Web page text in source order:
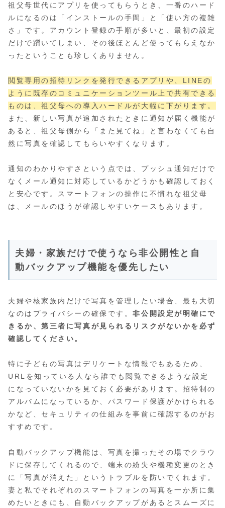
祖父母世代にアプリを使ってもらうとき、一番のハード
ルになるのは「インストールの手間」と「使い方の複雑
さ」です。アカウント登録の手順が多いと、最初の設定
だけで躓いてしまい、その後ほとんど使ってもらえなか
ったということも珍しくありません。
閲覧専用の招待リンクを発行できるアプリや、LINEの
ように既存のコミュニケーションツール上で共有できる
ものは、祖父母への導入ハードルが大幅に下がります。
また、新しい写真が追加されたときに通知が届く機能が
あると、祖父母側から「また見てね」と言わなくても自
然に写真を確認してもらいやすくなります。
通知のわかりやすさという点では、プッシュ通知だけで
なくメール通知に対応しているかどうかも確認しておく
と安心です。スマートフォンの操作に不慣れな祖父母
は、メールのほうが確認しやすいケースもあります。
夫婦・家族だけで使うなら非公開性と自
動バックアップ機能を優先したい
夫婦や核家族内だけで写真を管理したい場合、最も大切
なのはプライバシーの確保です。非公開設定が明確にで
きるか、第三者に写真が見られるリスクがないかを必ず
確認してください。
特に子どもの写真はデリケートな情報でもあるため、
URLを知っている人なら誰でも閲覧できるような設定
になっていないかを見ておく必要があります。招待制の
アルバムになっているか、パスワード保護がかけられる
かなど、セキュリティの仕組みを事前に確認するのがお
すすめです。
自動バックアップ機能は、写真を撮ったその場でクラウ
ドに保存してくれるので、端末の紛失や機種変更のとき
に「写真が消えた」というトラブルを防いでくれます。
妻と私でそれぞれのスマートフォンの写真を一か所に集
めたいときにも、自動バックアップがあるとスムーズに